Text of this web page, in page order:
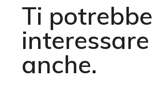
Ti potrebbe
interessare
anche.